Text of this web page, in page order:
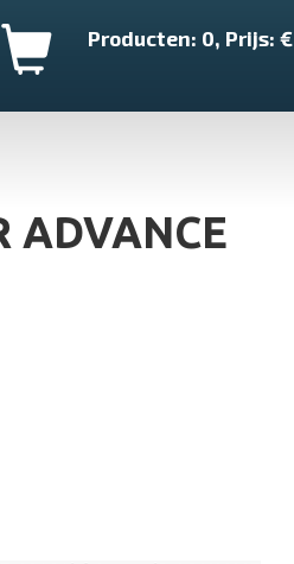
Producten: 0, Prijs: €